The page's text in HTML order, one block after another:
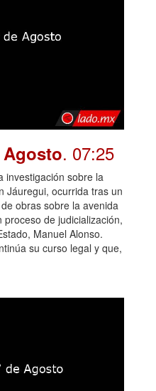
Agosto. 07:25
investigación sobre la
Jáuregui, ocurrida tras un
obras sobre la avenida
de judicialización,
Manuel Alonso.
su curso legal y que,